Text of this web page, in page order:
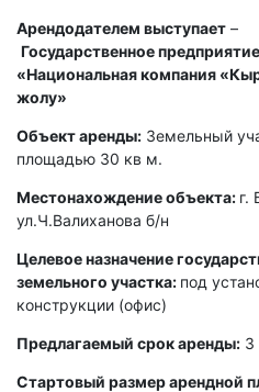
Арендодателем выступает –
Государственное предприятие
«Национальная компания
жолу»
Объект аренды: Земельный
площадью 30 кв м.
Местонахождение объекта: г.
ул.Ч.Валиханова б/н
Целевое назначение
земельного участка: под
конструкции (офис)
Предлагаемый срок аренды: 3
Стартовый размер арендной